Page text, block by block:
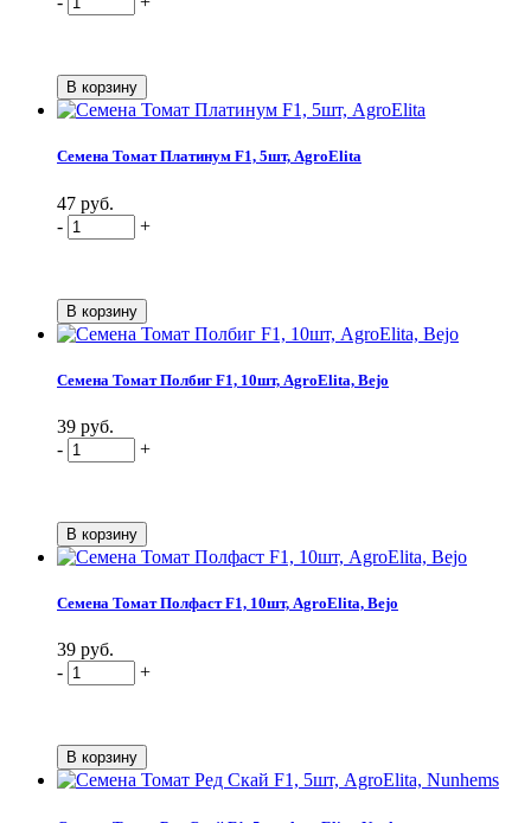
Семена Томат Платинум F1, 5шт, AgroElita
47 руб.
-
+
Семена Томат Полбиг F1, 10шт, AgroElita, Bejo
39 руб.
-
+
Семена Томат Полфаст F1, 10шт, AgroElita, Bejo
39 руб.
-
+